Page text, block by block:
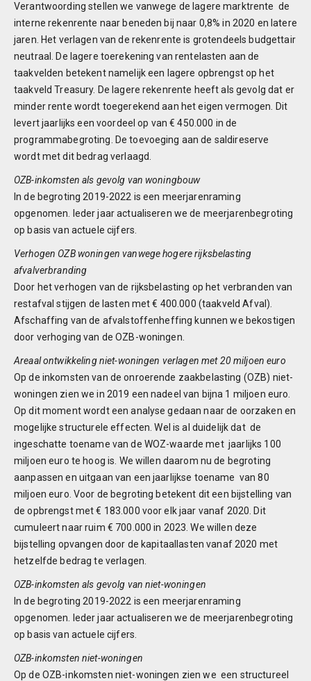
Verantwoording stellen we vanwege de lagere marktrente de
interne rekenrente naar beneden bij naar 0,8% in 2020 en latere
jaren. Het verlagen van de rekenrente is grotendeels budgettair
neutraal. De lagere toerekening van rentelasten aan de
taakvelden betekent namelijk een lagere opbrengst op het
taakveld Treasury. De lagere rekenrente heeft als gevolg dat er
minder rente wordt toegerekend aan het eigen vermogen. Dit
levert jaarlijks een voordeel op van € 450.000 in de
programmabegroting. De toevoeging aan de saldireserve
wordt met dit bedrag verlaagd.
OZB-inkomsten als gevolg van woningbouw
In de begroting 2019-2022 is een meerjarenraming
opgenomen. Ieder jaar actualiseren we de meerjarenbegroting
op basis van actuele cijfers.
Verhogen OZB woningen vanwege hogere rijksbelasting
afvalverbranding
Door het verhogen van de rijksbelasting op het verbranden van
restafval stijgen de lasten met € 400.000 (taakveld Afval).
Afschaffing van de afvalstoffenheffing kunnen we bekostigen
door verhoging van de OZB-woningen.
Areaal ontwikkeling niet-woningen verlagen met 20 miljoen euro
Op de inkomsten van de onroerende zaakbelasting (OZB) niet-
woningen zien we in 2019 een nadeel van bijna 1 miljoen euro.
Op dit moment wordt een analyse gedaan naar de oorzaken en
mogelijke structurele effecten. Wel is al duidelijk dat de
ingeschatte toename van de WOZ-waarde met jaarlijks 100
miljoen euro te hoog is. We willen daarom nu de begroting
aanpassen en uitgaan van een jaarlijkse toename van 80
miljoen euro. Voor de begroting betekent dit een bijstelling van
de opbrengst met € 183.000 voor elk jaar vanaf 2020. Dit
cumuleert naar ruim € 700.000 in 2023. We willen deze
bijstelling opvangen door de kapitaallasten vanaf 2020 met
hetzelfde bedrag te verlagen.
OZB-inkomsten als gevolg van niet-woningen
In de begroting 2019-2022 is een meerjarenraming
opgenomen. Ieder jaar actualiseren we de meerjarenbegroting
op basis van actuele cijfers.
OZB-inkomsten niet-woningen
Op de OZB-inkomsten niet-woningen zien we een structureel